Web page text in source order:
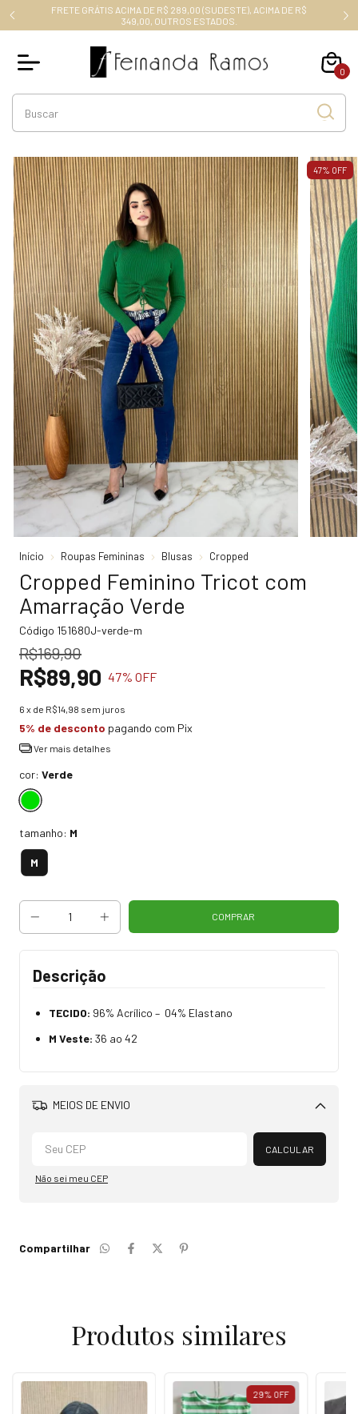
FRETE GRÁTIS ACIMA DE R$ 289,00 (SUDESTE), ACIMA DE R$
349,00, OUTROS ESTADOS.
0
47% OFF
Início Roupas Femininas Blusas Cropped
Cropped Feminino Tricot com
Amarração Verde
Código 151680J-verde-m
R$169,90
R$89,90 47% OFF
6 x de R$14,98 sem juros
5% de desconto pagando com Pix
Ver mais detalhes
cor: Verde
tamanho: M
M
Descrição
TECIDO: 96% Acrílico – 04% Elastano
M Veste: 36 ao 42
MEIOS DE ENVIO
Alterar CEP
CALCULAR
Não sei meu CEP
Compartilhar
Produtos similares
29% OFF